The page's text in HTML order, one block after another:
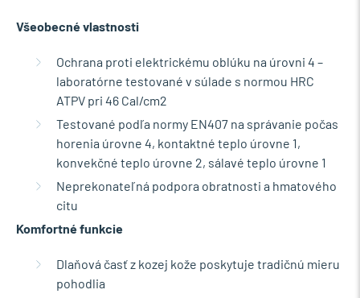
Všeobecné vlastnosti
Ochrana proti elektrickému oblúku na úrovni 4 –
laboratórne testované v súlade s normou HRC
ATPV pri 46 Cal/cm2
Testované podľa normy EN407 na správanie počas
horenia úrovne 4, kontaktné teplo úrovne 1,
konvekčné teplo úrovne 2, sálavé teplo úrovne 1
Neprekonateľná podpora obratnosti a hmatového
citu
Komfortné funkcie
Dlaňová časť z kozej kože poskytuje tradičnú mieru
pohodlia